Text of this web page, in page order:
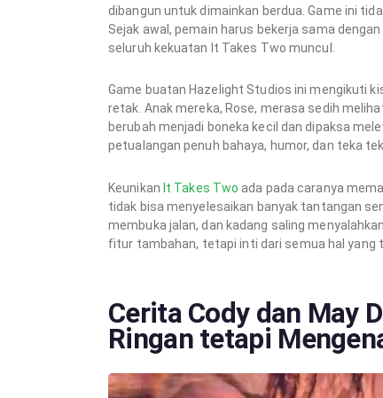
dibangun untuk dimainkan berdua. Game ini
Sejak awal, pemain harus bekerja sama
seluruh kekuatan It Takes Two muncul.
Game buatan Hazelight Studios ini mengikuti
retak. Anak mereka, Rose, merasa sedih
berubah menjadi boneka kecil dan dipaksa
petualangan penuh bahaya, humor, dan teka
Keunikan It Takes Two ada pada caranya
tidak bisa menyelesaikan banyak tantangan
membuka jalan, dan kadang saling
fitur tambahan, tetapi inti dari semua hal yang
Cerita Cody dan May
Ringan tetapi